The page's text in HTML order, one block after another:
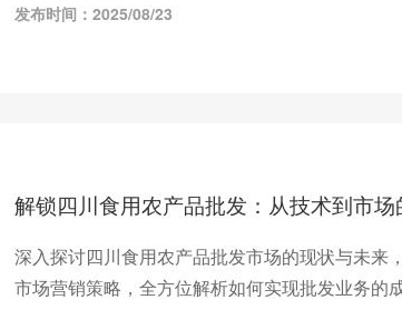
发布时间：2025/08/23
解锁四川食用农产品批发：从技术到市场
深入探讨四川食用农产品批发市场的现状与未来
市场营销策略，全方位解析如何实现批发业务的成